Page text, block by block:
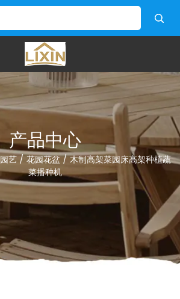
产品中心
园艺/ 花园花盆/木制高架菜园床高架种植蔬
菜播种机